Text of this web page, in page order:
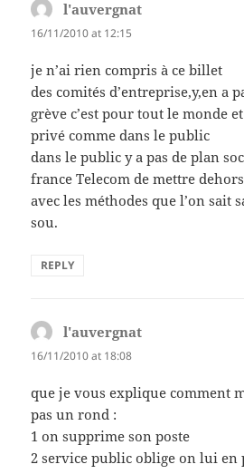
l'auvergnat
16/11/2010 at 12:15
je n’ai rien compris à ce billet
des comités d’entreprise,y,en a
grève c’est pour tout le monde
privé comme dans le public
dans le public y a pas de plan
france Telecom de mettre
avec les méthodes que l’on sait
sou.
REPLY
l'auvergnat
16/11/2010 at 18:08
que je vous explique comment
pas un rond :
1 on supprime son poste
2 service public oblige on lui en